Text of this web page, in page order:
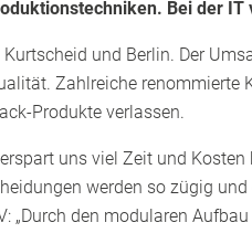
Bei der
und Berlin. Der
Zahlreiche renommierte
Produkte verlassen.
uns viel Zeit und
werden so zügig
„Durch den modularen